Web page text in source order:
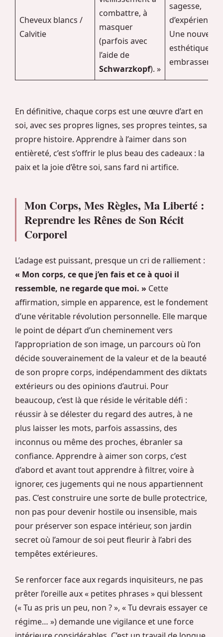
Cheveux blancs /
Calvitie
combattre, à
masquer
(parfois avec
l’aide de
Schwarzkopf). »
sagesse,
d’expérience.
Une nouvelle
esthétique à
embrasser. »
En définitive, chaque corps est une œuvre d’art en
soi, avec ses propres lignes, ses propres teintes, sa
propre histoire. Apprendre à l’aimer dans son
entièreté, c’est s’offrir le plus beau des cadeaux : la
paix et la joie d’être soi, sans fard ni artifice.
Mon Corps, Mes Règles, Ma Liberté :
Reprendre les Rênes de Son Récit
Corporel
L’adage est puissant, presque un cri de ralliement :
« Mon corps, ce que j’en fais et ce à quoi il
ressemble, ne regarde que moi. » Cette
affirmation, simple en apparence, est le fondement
d’une véritable révolution personnelle. Elle marque
le point de départ d’un cheminement vers
l’appropriation de son image, un parcours où l’on
décide souverainement de la valeur et de la beauté
de son propre corps, indépendamment des diktats
extérieurs ou des opinions d’autrui. Pour
beaucoup, c’est là que réside le véritable défi :
réussir à se délester du regard des autres, à ne
plus laisser les mots, parfois assassins, des
inconnus ou même des proches, ébranler sa
confiance. Apprendre à aimer son corps, c’est
d’abord et avant tout apprendre à filtrer, voire à
ignorer, ces jugements qui ne nous appartiennent
pas. C’est construire une sorte de bulle protectrice,
non pas pour devenir hostile ou insensible, mais
pour préserver son espace intérieur, son jardin
secret où l’amour de soi peut fleurir à l’abri des
tempêtes extérieures.
Se renforcer face aux regards inquisiteurs, ne pas
prêter l’oreille aux « petites phrases » qui blessent
(« Tu as pris un peu, non ? », « Tu devrais essayer ce
régime… ») demande une vigilance et une force